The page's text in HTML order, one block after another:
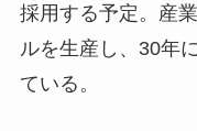
採用する予定。産
ルを生産し、30年
ている。